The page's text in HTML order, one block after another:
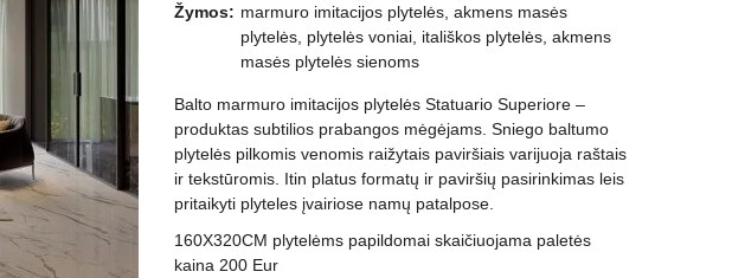
Žymos: marmuro imitacijos plytelės, akmens masės
plytelės, plytelės voniai, itališkos plytelės, akmens
masės plytelės sienoms
Balto marmuro imitacijos plytelės Statuario Superiore –
produktas subtilios prabangos mėgėjams. Sniego baltumo
plytelės pilkomis venomis raižytais paviršiais varijuoja raštais
ir tekstūromis. Itin platus formatų ir paviršių pasirinkimas leis
pritaikyti plyteles įvairiose namų patalpose.
160X320CM plytelėms papildomai skaičiuojama paletės
kaina 200 Eur